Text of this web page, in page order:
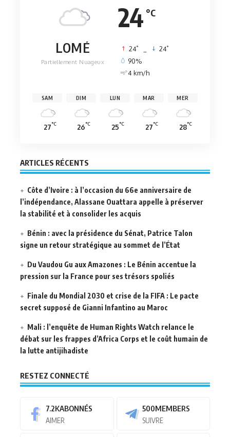
24 °C
LOMÉ
Partiellement Nuageux
24° 24°
90%
4 km/h
SAM
27°C
DIM
26°C
LUN
25°C
MAR
27°C
MER
28°C
ARTICLES RÉCENTS
Côte d’Ivoire : à l’occasion du 66e anniversaire de
l’indépendance, Alassane Ouattara appelle à préserver
la stabilité et à consolider les acquis
Bénin : avec la présidence du Sénat, Patrice Talon
signe un retour stratégique au sommet de l’État
Du Vaudou Gu aux Amazones : Le Bénin accentue la
pression sur la France pour ses trésors spoliés
Finale du Mondial 2030 et crise de la FIFA : Le pacte
secret supposé de Gianni Infantino au Maroc
Mali : l’enquête de Human Rights Watch relance le
débat sur les frappes d’Africa Corps et le coût humain de
la lutte antijihadiste
RESTEZ CONNECTÉ
7.2KABONNÉS
AIMER
500MEMBERS
SUIVRE